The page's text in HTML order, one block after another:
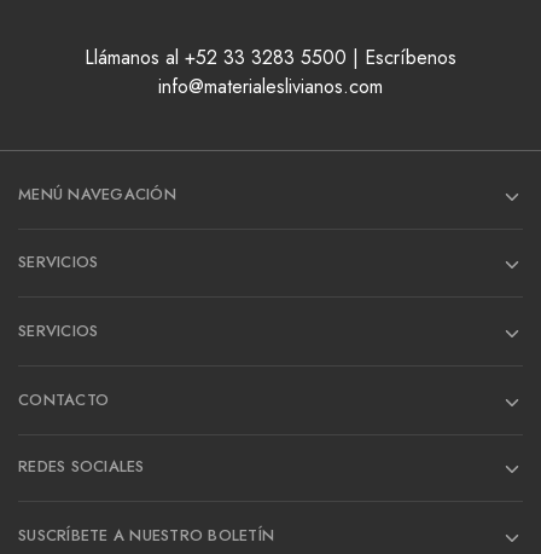
Llámanos al +52 33 3283 5500 | Escríbenos
info@materialeslivianos.com
MENÚ NAVEGACIÓN
SERVICIOS
SERVICIOS
CONTACTO
REDES SOCIALES
SUSCRÍBETE A NUESTRO BOLETÍN